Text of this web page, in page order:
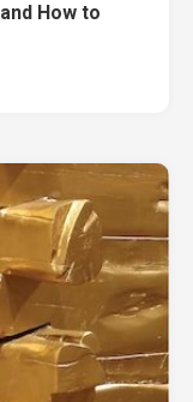
How to